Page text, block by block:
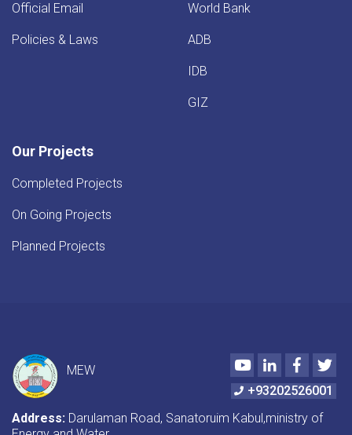
Official Email
Policies & Laws
World Bank
ADB
IDB
GIZ
Our Projects
Completed Projects
On Going Projects
Planned Projects
MEW
YoutubeLinkedIn
+93202526001
Address: Darulaman Road, Sanatoruim Kabul,ministry of